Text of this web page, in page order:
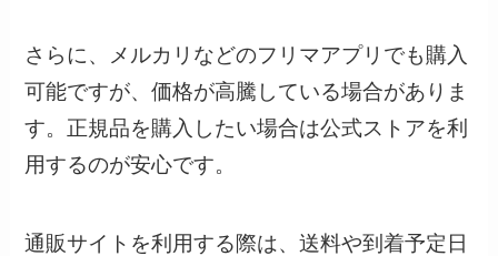
さらに、メルカリなどのフリマアプリでも購入
可能ですが、価格が高騰している場合がありま
す。正規品を購入したい場合は公式ストアを利
用するのが安心です。
通販サイトを利用する際は、送料や到着予定日